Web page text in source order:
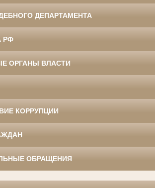
ДЕПАРТАМЕНТА
РФ
ОРГАНЫ ВЛАСТИ
КОРРУПЦИИ
ОБРАЩЕНИЯ